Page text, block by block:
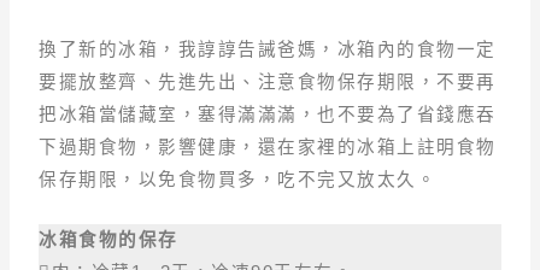
換了新的冰箱，我諄諄告誡爸媽，冰箱內的食物一定
要擺放整齊、先進先出、注意食物保存期限，不要再
把冰箱當儲藏室，塞得滿滿滿，也不要為了省錢應吞
下過期食物，影響健康，還在家裡的冰箱上註明食物
保存期限，以免食物買多，吃不完又放太久。
冰箱食物的保存